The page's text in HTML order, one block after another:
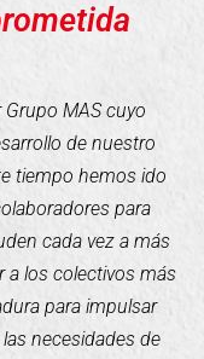
MAS cuyo
de nuestro
tiempo hemos ido
para
cada vez a más
a los colectivos más
para impulsar
necesidades de